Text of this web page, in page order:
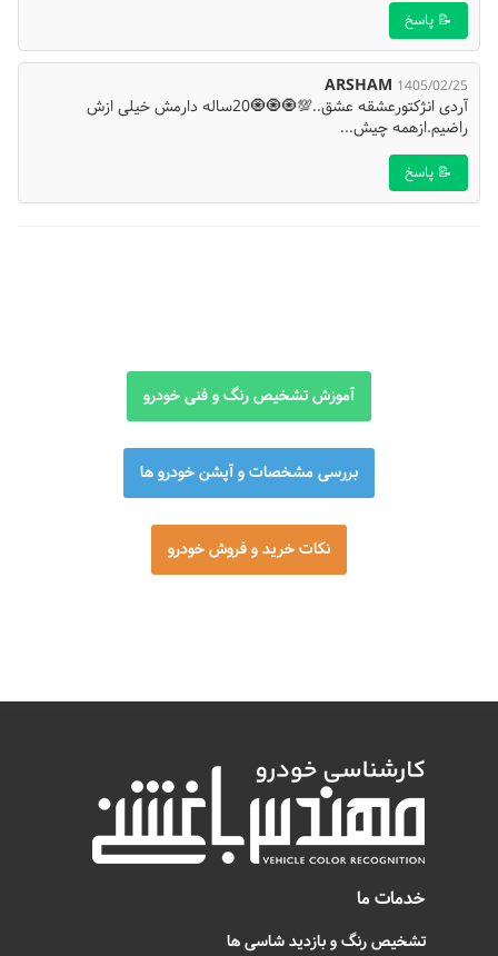
📝 پاسخ
ARSHAM 1405/02/25
آردی انژکتورعشقه عشق..💯🧿🧿🧿20ساله دارمش خیلی ازش
راضیم.ازهمه چیش...
📝 پاسخ
آموزش تشخیص رنگ و فنی خودرو
بررسی مشخصات و آپشن خودرو ها
نکات خرید و فروش خودرو
خدمات ما
تشخیص رنگ و بازدید شاسی ها